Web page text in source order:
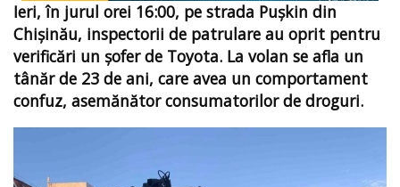
Ieri, în jurul orei 16:00, pe strada Pușkin din
Chișinău, inspectorii de patrulare au oprit pentru
verificări un șofer de Toyota. La volan se afla un
tânăr de 23 de ani, care avea un comportament
confuz, asemănător consumatorilor de droguri.